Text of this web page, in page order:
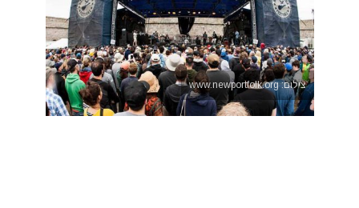
צילום: www.newportfolk.org